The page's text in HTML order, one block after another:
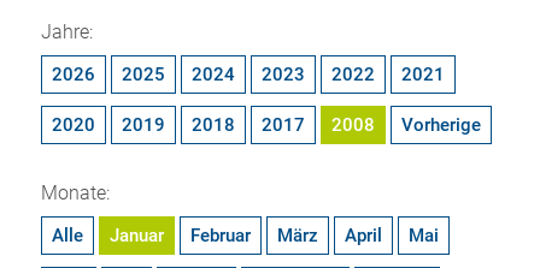
Jahre:
2026 2025 2024 2023 2022 2021
2020 2019 2018 2017 2008 Vorherige
Monate:
Alle Januar Februar März April Mai